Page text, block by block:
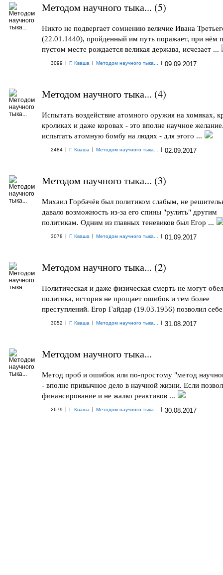
Методом научного тыка... (5)
Никто не подвергает сомнению величие Ивана
(22.01.1440), пройденный им путь поражает, при нём
пустом месте рождается великая держава, исчезает ...
3099 | Г. Кваша | Методом научного тыка... | 09.09.2017
Методом научного тыка... (4)
Испытать воздействие атомного оружия на хомяках,
кроликах и даже коровах - это вполне научное
испытать атомную бомбу на людях - для этого ...
2484 | Г. Кваша | Методом научного тыка... | 02.09.2017
Методом научного тыка... (3)
Михаил Горбачёв был политиком слабым, не
давало возможность из-за его спины "рулить" другим
политикам. Одним из главных теневиков был Егор ...
3078 | Г. Кваша | Методом научного тыка... | 01.09.2017
Методом научного тыка... (2)
Политическая и даже физическая смерть не могут
политика, история не прощает ошибок и тем более
преступлений. Егор Гайдар (19.03.1956) позволил
3052 | Г. Кваша | Методом научного тыка... | 31.08.2017
Методом научного тыка...
Метод проб и ошибок или по-простому "метод
- вполне привычное дело в научной жизни. Если
финансирование и не жалко реактивов ...
2679 | Г. Кваша | Методом научного тыка... | 30.08.2017